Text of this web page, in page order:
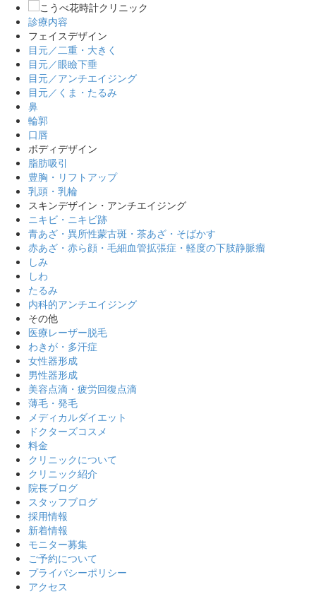
診療内容
フェイスデザイン
目元／二重・大きく
目元／眼瞼下垂
目元／アンチエイジング
目元／くま・たるみ
鼻
輪郭
口唇
ボディデザイン
脂肪吸引
豊胸・リフトアップ
乳頭・乳輪
スキンデザイン・アンチエイジング
ニキビ・ニキビ跡
青あざ・異所性蒙古斑・茶あざ・そばかす
赤あざ・赤ら顔・毛細血管拡張症・軽度の下肢静脈瘤
しみ
しわ
たるみ
内科的アンチエイジング
その他
医療レーザー脱毛
わきが・多汗症
女性器形成
男性器形成
美容点滴・疲労回復点滴
薄毛・発毛
メディカルダイエット
ドクターズコスメ
料金
クリニックについて
クリニック紹介
院長ブログ
スタッフブログ
採用情報
新着情報
モニター募集
ご予約について
プライバシーポリシー
アクセス